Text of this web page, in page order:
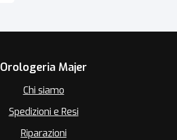
Orologeria Majer
Chi siamo
Spedizioni e Resi
Riparazioni